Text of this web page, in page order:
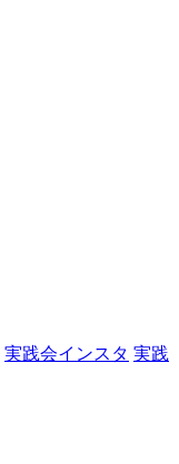
実践会インスタ 実践